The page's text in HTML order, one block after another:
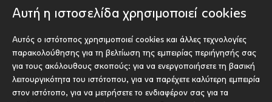
Αυτή η ιστοσελίδα χρησιμοποιεί cookies
Αυτός ο ιστότοπος χρησιμοποιεί cookies και άλλες τεχνολογίες
παρακολούθησης για τη βελτίωση της εμπειρίας περιήγησής σας
για τους ακόλουθους σκοπούς: για να ενεργοποιήσετε τη βασική
λειτουργικότητα του ιστότοπου, για να παρέχετε καλύτερη εμπειρία
στον ιστότοπο, για να μετρήσετε το ενδιαφέρον σας για τα
Βοήθεια
Αποστολές & Επιστροφές
Πληρωμές & Ασφάλεια
Σχετικά με τα eBooks
Επικοινωνία
Για Συγγραφείς
Υποβολή έργου προς έκδοση